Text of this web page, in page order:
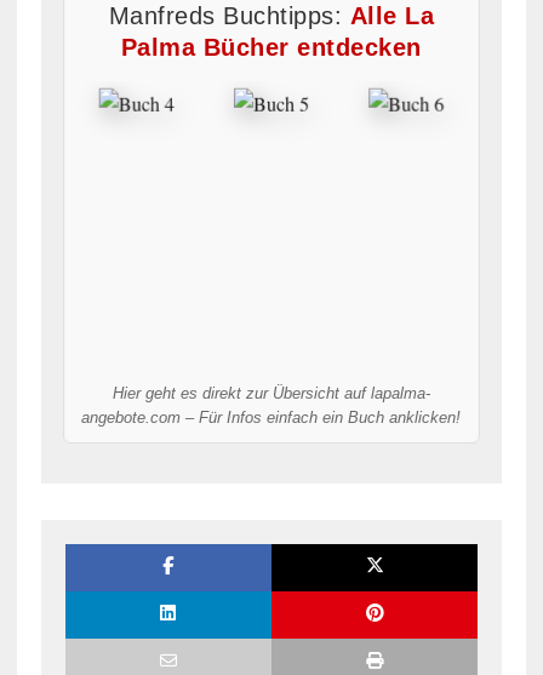
Manfreds Buchtipps: Alle La
Palma Bücher entdecken
Hier geht es direkt zur Übersicht auf lapalma-
angebote.com – Für Infos einfach ein Buch anklicken!